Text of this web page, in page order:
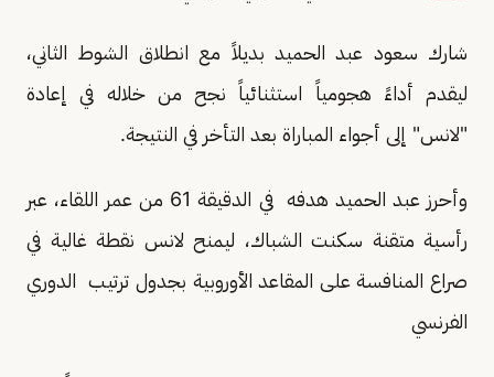
شارك سعود عبد الحميد بديلاً مع انطلاق الشوط الثاني،
ليقدم أداءً هجومياً استثنائياً نجح من خلاله في إعادة
"لانس" إلى أجواء المباراة بعد التأخر في النتيجة.
وأحرز عبد الحميد هدفه في الدقيقة 61 من عمر اللقاء، عبر
رأسية متقنة سكنت الشباك، ليمنح لانس نقطة غالية في
صراع المنافسة على المقاعد الأوروبية بجدول ترتيب الدوري
الفرنسي